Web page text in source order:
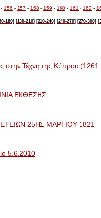
- 156 - 157 - 158 - 159 - 160 - 161 - 162 -
180] [180-210] [210-240] [240-270] [270-300]
στην Τέχνη της Κύπρου (1261
ΕΚΘΕΣΗΣ
25ΗΣ ΜΑΡΤΙΟΥ 1821
5.6.2010